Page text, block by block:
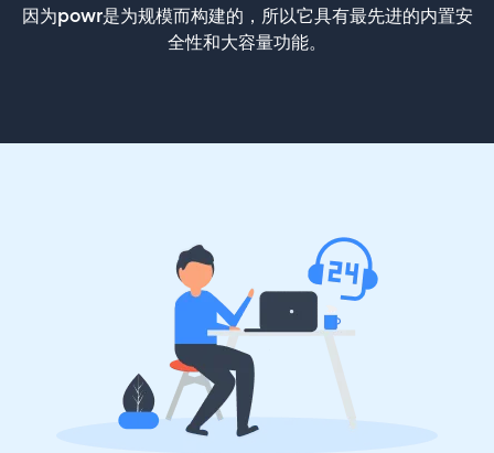
因为powr是为规模而构建的，所以它具有最先进的内置安
全性和大容量功能。